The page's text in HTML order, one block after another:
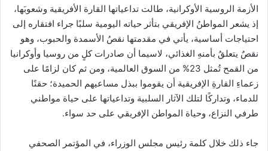
الأزمة الروسية الأوكرانية، طالت تداعياتها القارة الأفريقية وشعوبَها،
إذ يشعر المواطنُ الإفريقي بتأثر حياته اليومية سلبًا جراء افتقاره إلى
احتياجات أساسية، يأتي في مقدمتها نقصُ الأسمدة والحبوب، وهو
نقصٌ يتعلقُ بأمنهِ الغذائي، لاسيما أن صادرات كلٍ من روسيا وأوكرانيا
من القمح تُمثل 23% من السوق العالمية، ومن ثم كان لزامًا على
زعماءِ القارةِ الإفريقية أن يقوموا ببذل مساعيهم الحميدة؛ حقنًا
للدماء، وتداركًا لتلك الآثار السلبية وتداعياتها على حياة مواطني
طرفي النزاع، وحياة المواطن الإفريقي على حد سواء.
جاء ذلك خلال كلمة رئيس مجلس الوزراء، في المؤتمر الصحفي